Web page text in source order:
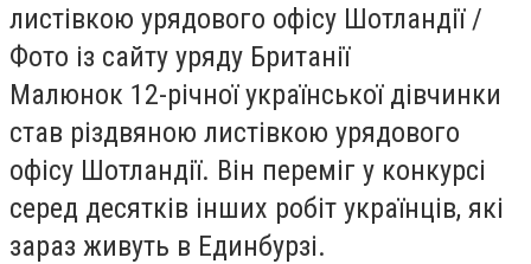
листівкою урядового офісу Шотландії /
Фото із сайту уряду Британії
Малюнок 12-річної української дівчинки
став різдвяною листівкою урядового
офісу Шотландії. Він переміг у конкурсі
серед десятків інших робіт українців, які
зараз живуть в Единбурзі.